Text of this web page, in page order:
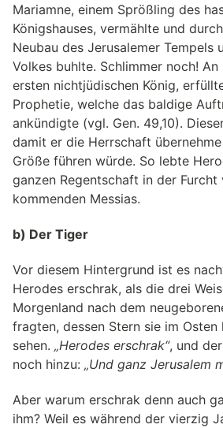
Mariamne, einem Sprößling des
Königshauses, vermählte und
Neubau des Jerusalemer Tempels
Volkes buhlte. Schlimmer noch! An
ersten nichtjüdischen König,
Prophetie, welche das baldige
ankündigte (vgl. Gen. 49,10).
damit er die Herrschaft
Größe führen würde. So lebte
ganzen Regentschaft in der Furcht
kommenden Messias.
b) Der Tiger
Vor diesem Hintergrund ist es
Herodes erschrak, als die drei
Morgenland nach dem
fragten, dessen Stern sie im
sehen. „Herodes erschrak“, und
noch hinzu: „Und ganz Jerusalem
Aber warum erschrak denn auch
ihm? Weil es während der vierzig